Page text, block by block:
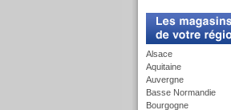
Alsace
Aquitaine
Auvergne
Basse Normandie
Bourgogne